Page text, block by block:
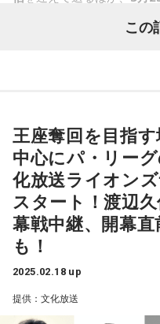
ら」でライヴを終えた。
Cornelius
もうひとつの会場、duo
いライヴの数々が行われ
ーティスト北村蕗が登場
め、オリジナル曲も披露し
ーチで独自の世界観を音で
20250218_Kitamura_Fuki.jpg
北村蕗
クを向けた。
いる。
小さな一歩ではあるが、
の暖かな想いが溢れている。
一方、少し歩くと双葉町
ては田や畑だった地は文字
り、ススキが風になびいて
震災、そして原発事故から
状況ではない。そのような
人々の声は、即ち双葉町の
チも新たに加入。
チームの課題は何と言っ
外国人のセデーニョ選手、
キーではドラフト2位の渡
アピールしている。
最強の個が集まるライオン
ONE」のもと、チーム力の
勝を目指す。
この
王座奪回を目指
中心にパ・リー
化放送ライオン
スタート！渡辺
幕戦中継、開幕
も！
2025.02.18 up
提供：文化放送